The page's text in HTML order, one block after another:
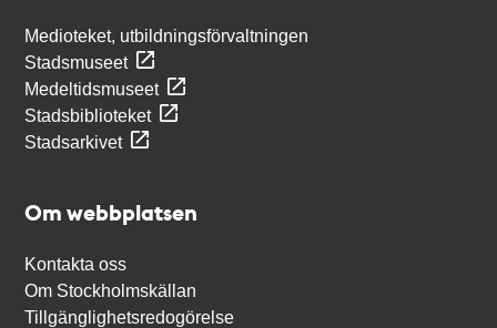
Medioteket, utbildningsförvaltningen
Stadsmuseet
Medeltidsmuseet
Stadsbiblioteket
Stadsarkivet
Om webbplatsen
Kontakta oss
Om Stockholmskällan
Tillgänglighetsredogörelse